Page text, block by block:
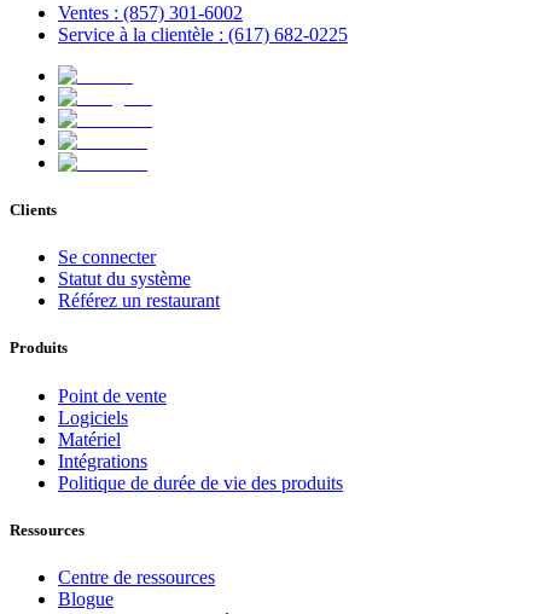
Ventes : (857) 301-6002
Service à la clientèle : (617) 682-0225
Clients
Se connecter
Statut du système
Référez un restaurant
Produits
Point de vente
Logiciels
Matériel
Intégrations
Politique de durée de vie des produits
Ressources
Centre de ressources
Blogue